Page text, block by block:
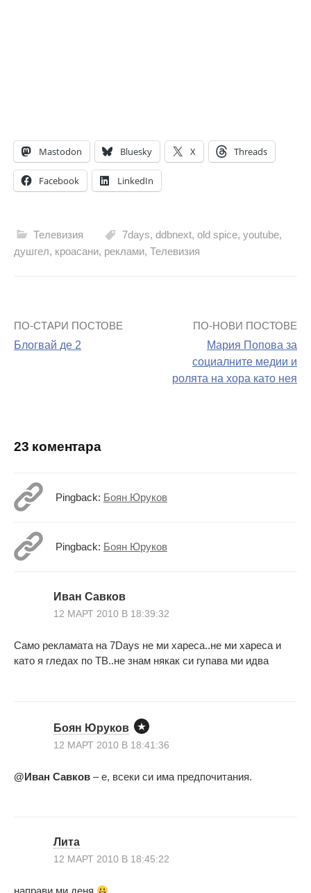
Mastodon Bluesky X Threads
Facebook LinkedIn
Телевизия 7days, ddbnext, old spice, youtube,
душгел, кроасани, реклами, Телевизия
Навигация
ПО-СТАРИ ПОСТОВЕ
Блогвай де 2
ПО-НОВИ ПОСТОВЕ
Мария Попова за
социалните медии и
ролята на хора като нея
23 коментара
Pingback: Боян Юруков
Pingback: Боян Юруков
Иван Савков
12 МАРТ 2010 В 18:39:32
Само рекламата на 7Days не ми хареса..не ми хареса и
като я гледах по ТВ..не знам някак си гупава ми идва
Боян Юруков
12 МАРТ 2010 В 18:41:36
@Иван Савков – е, всеки си има предпочитания.
Лита
12 МАРТ 2010 В 18:45:22
направи ми деня